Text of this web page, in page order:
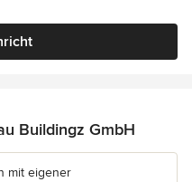
Buildingz GmbH
mit eigener